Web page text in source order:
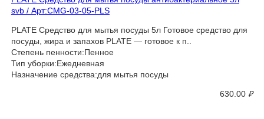
svb / Арт:CMG-03-05-PLS
PLATE Средство для мытья посуды 5л Готовое средство для
посуды, жира и запахов PLATE — готовое к п..
Степень пенности:Пенное
Тип уборки:Ежедневная
Назначение средства:для мытья посуды
630.00₽